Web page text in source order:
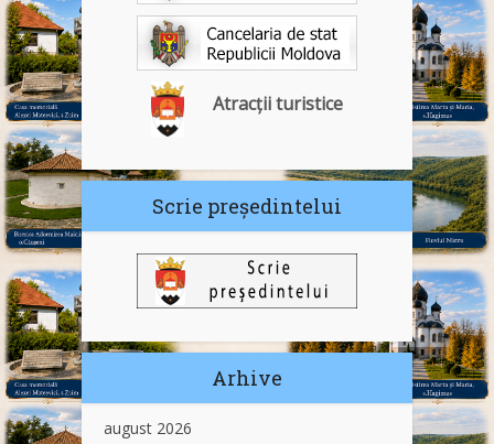
Atracții turistice
Scrie președintelui
Arhive
august 2026